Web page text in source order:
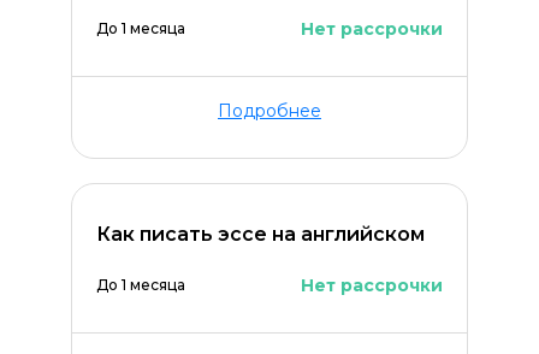
До 1 месяца Нет рассрочки
Подробнее
Как писать эссе на английском
До 1 месяца Нет рассрочки
ОСТАВИТЬ КОММЕНТАРИЙ